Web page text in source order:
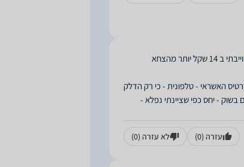
איני אוהב לקנות באינטרנט לכן נסעתי לחנות - השרות מצויין - בבדיקה בבית ראיתי שבחנות חוייבתי ב 14 שקל יותר מהצחא
האשראי - טלפונית - כי רק הדלק
- יחס כפי שציינתי נפלא -
עזרה(0) לא עזרה(0)